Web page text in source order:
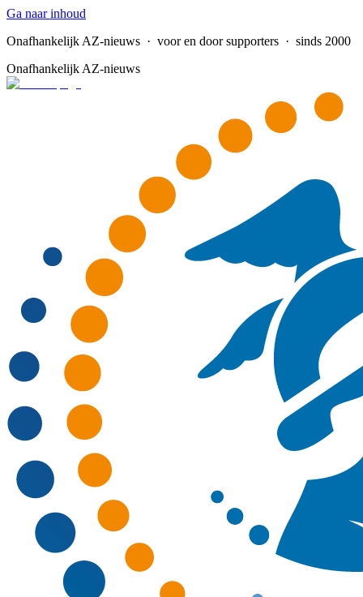
Ga naar inhoud
Onafhankelijk AZ-nieuws · voor en door supporters · sinds 2000
Onafhankelijk AZ-nieuws